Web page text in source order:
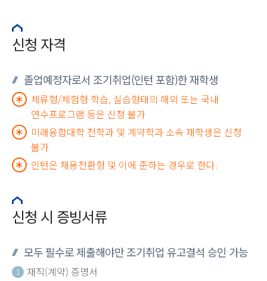
신청 자격
졸업예정자로서 조기취업(인턴 포함)한 재학생
체류형/체험형 학습, 실습형태의 해외 또는 국내
연수프로그램 등은 신청 불가
미래융합대학 전학과 및 계약학과 소속 재학생은 신청
불가
인턴은 채용전환형 및 이에 준하는 경우로 한다.
신청 시 증빙서류
모두 필수로 제출해야만 조기취업 유고결석 승인 가능
1
재직(계약) 증명서